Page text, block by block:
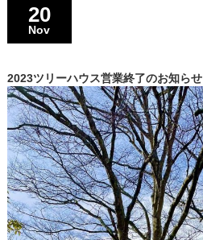
20
Nov
2023ツリーハウス営業終了のお知らせ